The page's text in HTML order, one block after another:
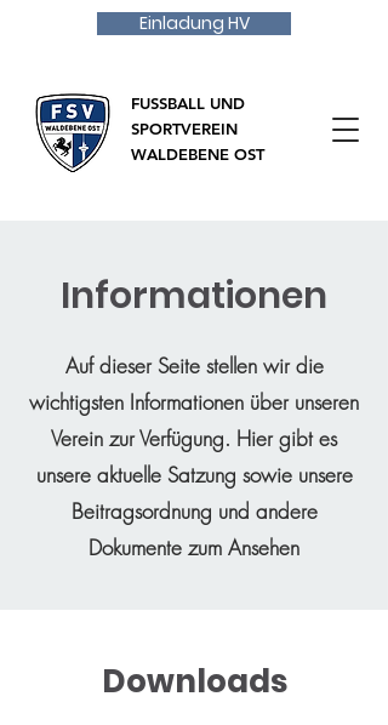
FUSSBALL UND
SPORTVEREIN
WALDEBENE OST
Einladung HV
Informationen
Auf dieser Seite stellen wir die
wichtigsten Informationen über unseren
Verein zur Verfügung. Hier gibt es
unsere aktuelle Satzung sowie unsere
Beitragsordnung und andere
Dokumente zum Ansehen
Downloads